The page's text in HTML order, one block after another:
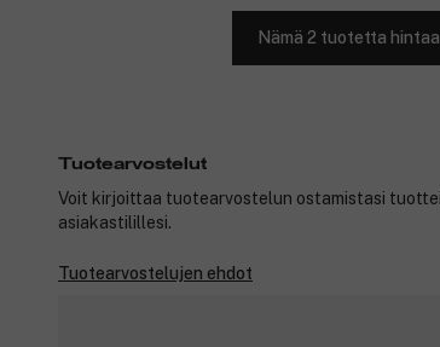
Nämä 2 tuotetta
Tuotearvostelut
Voit kirjoittaa tuotearvostelun ostamistasi
asiakastilillesi.
Tuotearvostelujen ehdot